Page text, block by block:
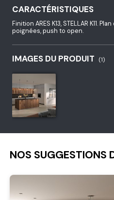
CARACTÉRISTIQUES
Finition ARES K13, STELLAR K11.
poignées, push to open.
IMAGES DU PRODUIT (1)
NOS SUGGESTIONS